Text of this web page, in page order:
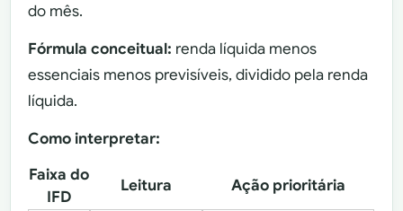
do mês.
Fórmula conceitual: renda líquida menos
essenciais menos previsíveis, dividido pela renda
líquida.
Como interpretar:
Faixa do
IFD
Leitura
Ação prioritária